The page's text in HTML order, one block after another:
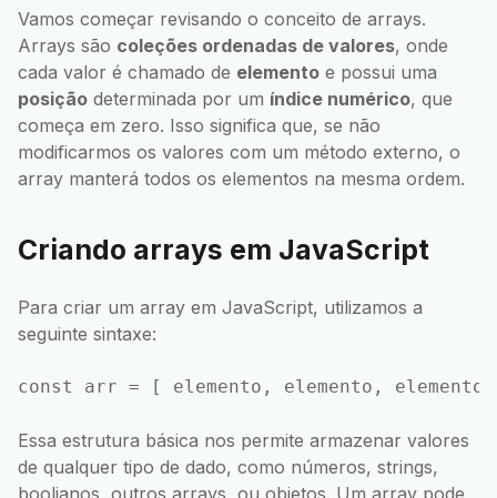
Vamos começar revisando o conceito de arrays.
Arrays são coleções ordenadas de valores, onde
cada valor é chamado de elemento e possui uma
posição determinada por um índice numérico, que
começa em zero. Isso significa que, se não
modificarmos os valores com um método externo, o
array manterá todos os elementos na mesma ordem.
Criando arrays em JavaScript
Para criar um array em JavaScript, utilizamos a
seguinte sintaxe:
Essa estrutura básica nos permite armazenar valores
de qualquer tipo de dado, como números, strings,